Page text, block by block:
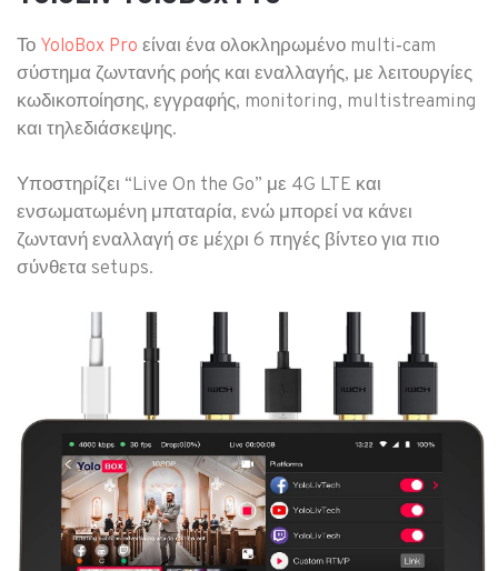
Το YoloBox Pro είναι ένα ολοκληρωμένο multi‑cam
σύστημα ζωντανής ροής και εναλλαγής, με λειτουργίες
κωδικοποίησης, εγγραφής, monitoring, multistreaming
και τηλεδιάσκεψης.
Υποστηρίζει “Live On the Go” με 4G LTE και
ενσωματωμένη μπαταρία, ενώ μπορεί να κάνει
ζωντανή εναλλαγή σε μέχρι 6 πηγές βίντεο για πιο
σύνθετα setups.